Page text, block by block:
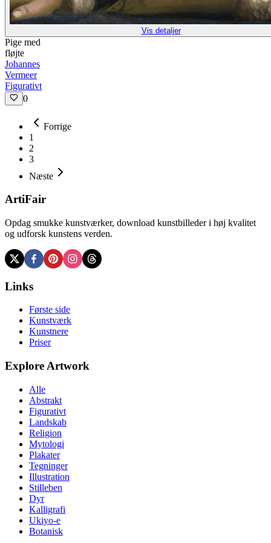
Vis detaljer
Pige med
fløjte
Johannes
Vermeer
Figurativt
0
Forrige
1
2
3
Næste
ArtiFair
Opdag smukke kunstværker, download kunstbilleder i høj kvalitet
og udforsk kunstens verden.
Links
Første side
Kunstværk
Kunstnere
Priser
Explore Artwork
Alle
Abstrakt
Figurativt
Landskab
Religion
Mytologi
Plakater
Tegninger
Illustration
Stilleben
Dyr
Kalligrafi
Ukiyo-e
Botanisk